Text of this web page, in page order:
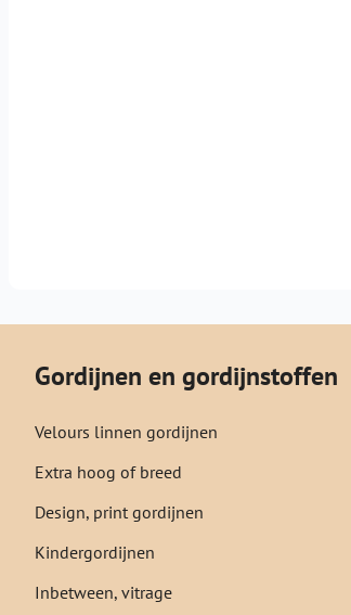
Gordijnen en gordijnstoffen
Velours linnen gordijnen
Extra hoog of breed
Design, print gordijnen
Kindergordijnen
Inbetween, vitrage